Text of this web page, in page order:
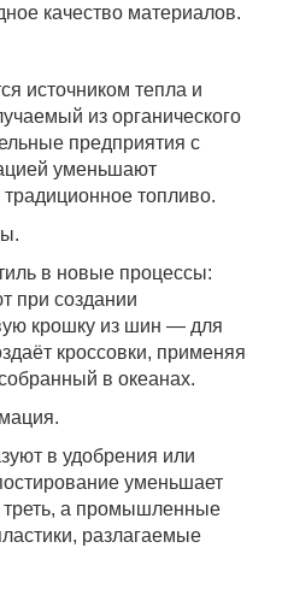
качество материалов.
источником тепла и
из органического
предприятия с
уменьшают
топливо.
в новые процессы:
при создании
крошку из шин — для
кроссовки, применяя
в океанах.
в удобрения или
уменьшает
а промышленные
разлагаемые